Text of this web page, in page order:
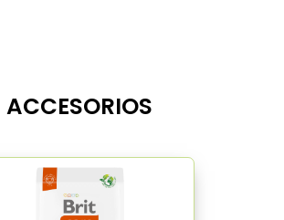
ACCESORIOS